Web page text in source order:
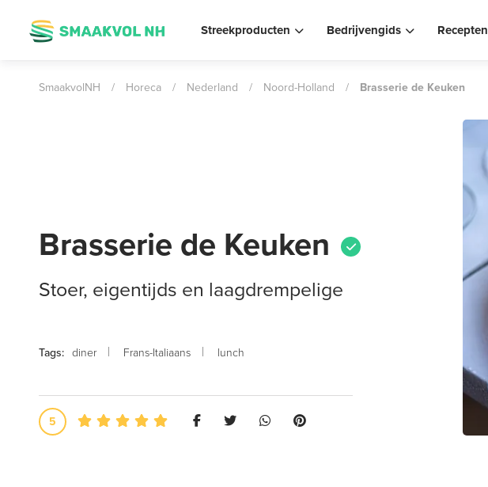
Streekproducten Bedrijvengids Recepten
SmaakvolNH / Horeca / Nederland / Noord-Holland / Brasserie de Keuken
Brasserie de Keuken
Stoer, eigentijds en laagdrempelige
diner Frans-Italiaans lunch
5